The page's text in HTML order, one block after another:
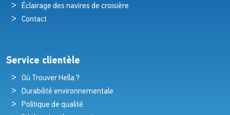
Éclairage des navires de croisière
Contact
Service clientèle
Où Trouver Hella ?
Durabilité environnementale
Politique de qualité